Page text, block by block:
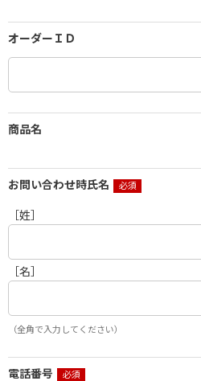
オーダーＩＤ
商品名
お問い合わせ時氏名
［姓］
［名］
（全角で入力してください）
電話番号